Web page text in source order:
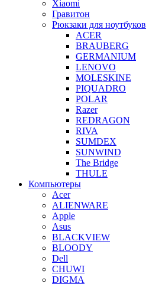
Xiaomi
Гравитон
Рюкзаки для ноутбуков
ACER
BRAUBERG
GERMANIUM
LENOVO
MOLESKINE
PIQUADRO
POLAR
Razer
REDRAGON
RIVA
SUMDEX
SUNWIND
The Bridge
THULE
Компьютеры
Acer
ALIENWARE
Apple
Asus
BLACKVIEW
BLOODY
Dell
CHUWI
DIGMA